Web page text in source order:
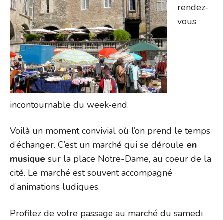
rendez-
vous
incontournable du week-end.
Voilà un moment convivial où l’on prend le temps
d’échanger. C’est un marché qui se déroule en
musique sur la place Notre-Dame, au coeur de la
cité. Le marché est souvent accompagné
d’animations ludiques.
Profitez de votre passage au marché du samedi